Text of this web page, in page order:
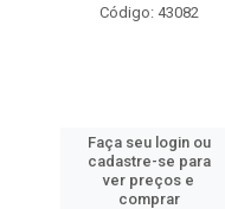
Código: 43082
Faça seu login ou
cadastre-se para
ver preços e
comprar